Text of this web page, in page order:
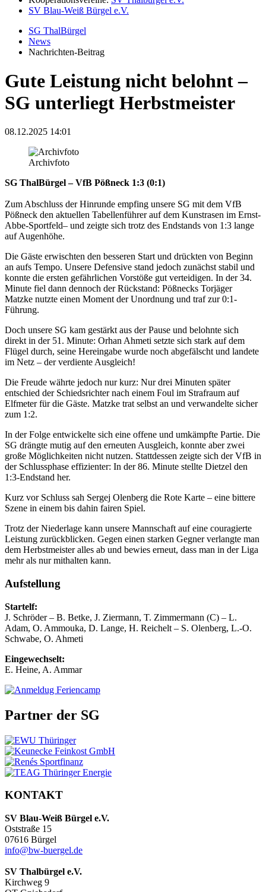
SV Blau-Weiß Bürgel e.V.
SG ThalBürgel
News
Nachrichten-Beitrag
Gute Leistung nicht belohnt –
SG unterliegt Herbstmeister
08.12.2025 14:01
Archivfoto
SG ThalBürgel – VfB Pößneck 1:3 (0:1)
Zum Abschluss der Hinrunde empfing unsere SG mit dem VfB
Pößneck den aktuellen Tabellenführer auf dem Kunstrasen im Ernst-
Abbe-Sportfeld– und zeigte sich trotz des Endstands von 1:3 lange
auf Augenhöhe.
Die Gäste erwischten den besseren Start und drückten von Beginn
an aufs Tempo. Unsere Defensive stand jedoch zunächst stabil und
konnte die ersten gefährlichen Vorstöße gut verteidigen. In der 34.
Minute fiel dann dennoch der Rückstand: Pößnecks Torjäger
Matzke nutzte einen Moment der Unordnung und traf zur 0:1-
Führung.
Doch unsere SG kam gestärkt aus der Pause und belohnte sich
direkt in der 51. Minute: Orhan Ahmeti setzte sich stark auf dem
Flügel durch, seine Hereingabe wurde noch abgefälscht und landete
im Netz – der verdiente Ausgleich!
Die Freude währte jedoch nur kurz: Nur drei Minuten später
entschied der Schiedsrichter nach einem Foul im Strafraum auf
Elfmeter für die Gäste. Matzke trat selbst an und verwandelte sicher
zum 1:2.
In der Folge entwickelte sich eine offene und umkämpfte Partie. Die
SG drängte mutig auf den erneuten Ausgleich, konnte aber zwei
große Möglichkeiten nicht nutzen. Stattdessen zeigte sich der VfB in
der Schlussphase effizienter: In der 86. Minute stellte Dietzel den
1:3-Endstand her.
Kurz vor Schluss sah Sergej Olenberg die Rote Karte – eine bittere
Szene in einem bis dahin fairen Spiel.
Trotz der Niederlage kann unsere Mannschaft auf eine couragierte
Leistung zurückblicken. Gegen einen starken Gegner verlangte man
dem Herbstmeister alles ab und bewies erneut, dass man in der Liga
mehr als nur mithalten kann.
Aufstellung
Startelf:
J. Schröder – B. Betke, J. Ziermann, T. Zimmermann (C) – L.
Adam, O. Ammouka, D. Lange, H. Reichelt – S. Olenberg, L.-O.
Schwabe, O. Ahmeti
Eingewechselt:
E. Heine, A. Ammar
Partner der SG
KONTAKT
SV Blau-Weiß Bürgel e.V.
Oststraße 15
07616 Bürgel
info@bw-buergel.de
SV Thalbürgel e.V.
Kirchweg 9